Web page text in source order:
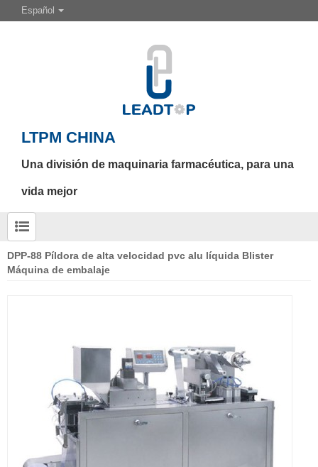
Español
LTPM CHINA
Una división de maquinaria farmacéutica, para una
vida mejor
DPP-88 Píldora de alta velocidad pvc alu líquida Blister
Máquina de embalaje